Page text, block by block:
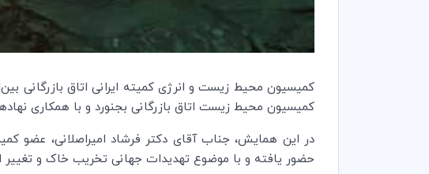
کمیسیون محیط زیست اتاق بازرگانی بجنورد و با همکاری
حضور یافته و با موضوع تهدیدات جهانی تخریب خاک و تغییر